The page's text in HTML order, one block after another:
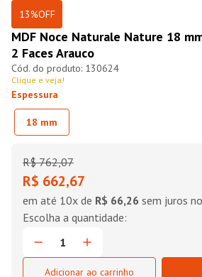
13%OFF
MDF Noce Naturale Nature 18
2 Faces Arauco
130624
Clique e veja!
Espessura
18 mm
R$ 762,07
R$ 662,67
em até 10x de R$ 66,26 sem juros
Adicionar ao carrinho